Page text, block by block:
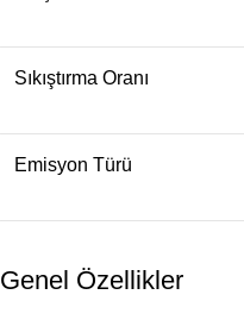
Sıkıştırma Oranı
Emisyon Türü
Genel Özellikler